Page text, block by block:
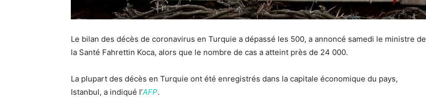
Le bilan des décès de coronavirus en Turquie a dépassé les 500, a annoncé samedi le ministre de
la Santé Fahrettin Koca, alors que le nombre de cas a atteint près de 24 000.
La plupart des décès en Turquie ont été enregistrés dans la capitale économique du pays,
Istanbul, a indiqué l’AFP.